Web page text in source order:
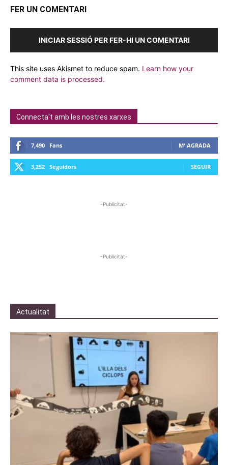
FER UN COMENTARI
INICIAR SESSIÓ PER FER-HI UN COMENTARI
This site uses Akismet to reduce spam. Learn how your
comment data is processed.
Connecta't amb les nostres xarxes
7,490 Fans M' AGRADA
3,252 Seguidors SEGUIR
-Publicitat-
-Publicitat-
Actualitat